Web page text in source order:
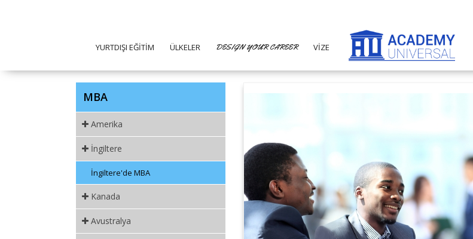
YURTDIŞI EĞİTİM ÜLKELER DESIGN YOUR CAREER VİZE
MBA
Amerika
İngiltere
İngiltere'de MBA
Kanada
Avustralya